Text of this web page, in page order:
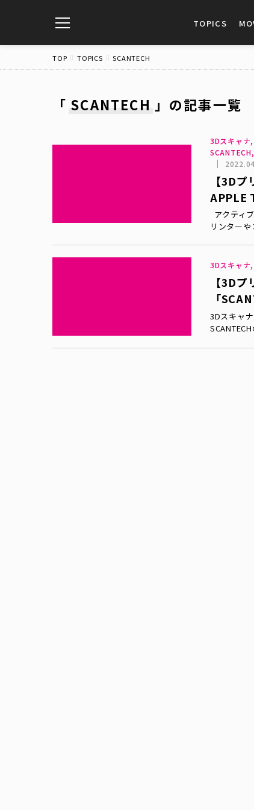
toggle
navigation
TOPICS
TOP TOPICS SCANTECH
「 SCANTECH 」 の記事一覧
3Dスキャナ
【3D
APPLE
アクティ
リンター
3Dスキャナ
【3D
「
3Dスキャ